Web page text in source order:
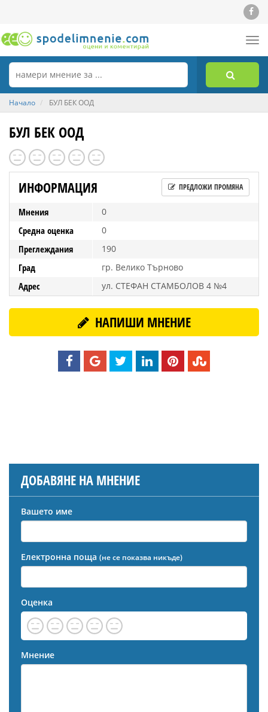
Начало БУЛ БЕК ООД
БУЛ БЕК ООД
ИНФОРМАЦИЯ ПРЕДЛОЖИ ПРОМЯНА
Мнения 0
Средна оценка 0
Преглеждания 190
Град гр. Велико Търново
Адрес ул. СТЕФАН СТАМБОЛОВ 4 №4
НАПИШИ МНЕНИЕ
ДОБАВЯНЕ НА МНЕНИЕ
Вашето име
Електронна поща (не се показва никъде)
Оценка
Мнение